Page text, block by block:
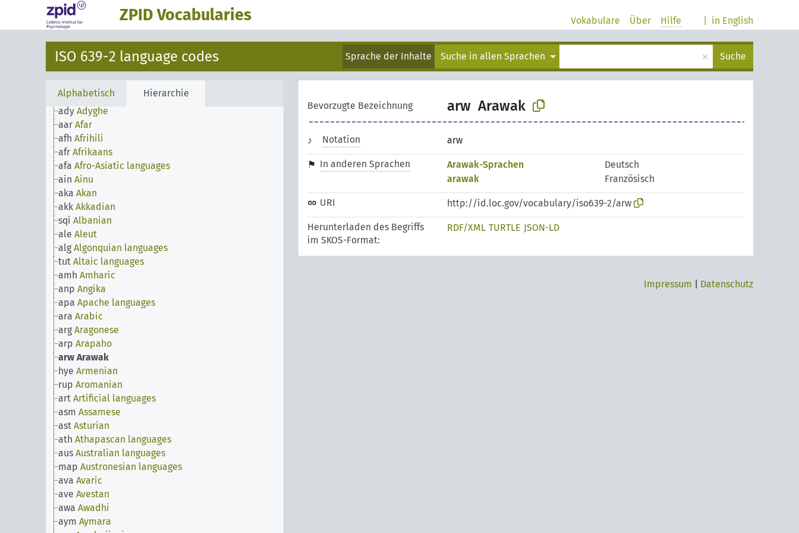
ZPID Vocabularies in English
Vokabulare Über Hilfe
ISO 639-2 language codes Sprache der Inhalte Suche in allen Sprachen × Suche
Alphabetisch Hierarchie
abk Abkhazian
ace Achinese
ada Adangme
ady Adyghe
aar Afar
afh Afrihili
afr Afrikaans
afa Afro-Asiatic languages
ain Ainu
aka Akan
akk Akkadian
sqi Albanian
ale Aleut
alg Algonquian languages
tut Altaic languages
amh Amharic
anp Angika
apa Apache languages
ara Arabic
arg Aragonese
arp Arapaho
arw Arawak
hye Armenian
rup Aromanian
art Artificial languages
asm Assamese
ast Asturian
ath Athapascan languages
aus Australian languages
map Austronesian languages
ava Avaric
ave Avestan
awa Awadhi
aym Aymara
Bevorzugte Bezeichnung arw Arawak
Notation arw
In anderen Sprachen Arawak-Sprachen
Deutsch
arawak
Französisch
URI http://id.loc.gov/vocabulary/iso639-2/arw
Herunterladen des Begriffs
im SKOS-Format:
RDF/XML TURTLE JSON-LD
Impressum Datenschutz